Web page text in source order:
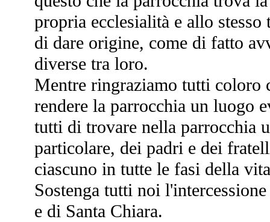
propria ecclesialità e allo
di dare origine, come di fatto
diverse tra loro.
Mentre ringraziamo tutti coloro
rendere la parrocchia un luogo
tutti di trovare nella parrocchia
particolare, dei padri e dei
ciascuno in tutte le fasi della
Sostenga tutti noi
e di Santa Chiara.